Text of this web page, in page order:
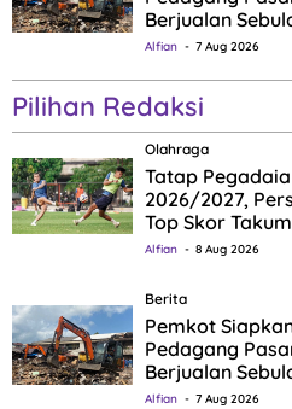
Berjualan
Alfian 7 Aug 2026
Pilihan Redaksi
Olahraga
Tatap
2026/2027,
Top Skor
Alfian 8 Aug 2026
Berita
Pemkot
Pedagang
Berjualan
Alfian 7 Aug 2026